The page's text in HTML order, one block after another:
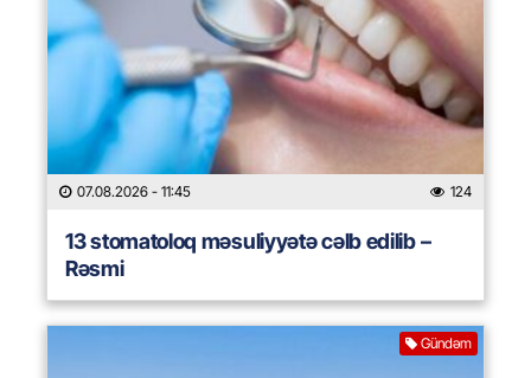
07.08.2026 - 11:45 124
13 stomatoloq məsuliyyətə cəlb edilib –
Rəsmi
Gündəm